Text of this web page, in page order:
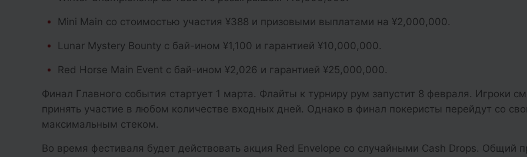
Mini Main со стоимостью участия ¥388 и призовыми выплатами на ¥2,000,000.
Lunar Mystery Bounty с бай-ином ¥1,100 и гарантией ¥10,000,000.
Red Horse Main Event с бай-ином ¥2,026 и гарантией ¥25,000,000.
Финал Главного события стартует 1 марта. Флайты к турниру рум запустит 8 февраля. Игроки
принять участие в любом количестве входных дней. Однако в финал покеристы перейдут со
максимальным стеком.
Во время фестиваля будет действовать акция Red Envelope со случайными Cash Drops. Общий